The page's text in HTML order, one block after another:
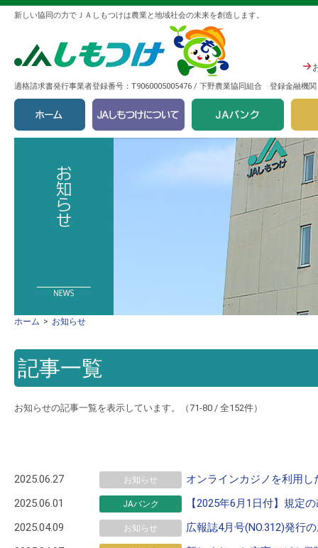
新しい協同の力でＪＡしもつけは農業と地域社会の未来を創造します。
適格請求書発行事業者登録番号：T9060005005476 / 下野農業協同組合 登録金融機
ホーム お知らせ
記事一覧
お知らせの記事一覧を表示しています。（71-80 / 全152件）
2025.06.27 お知らせ
オンラインカジノを利用し
2025.06.01
JAバンク
【2025年6月1日付】規定
2025.04.09
お知らせ
広報誌4月号(NO.312)発行